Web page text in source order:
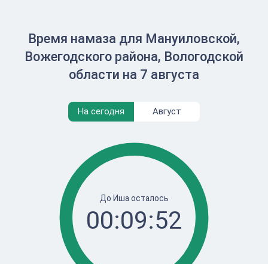
Время намаза для Мануиловской,
Вожегодского района, Вологодской
области на 7 августа
На сегодня Август
До Иша осталось
00:09:52